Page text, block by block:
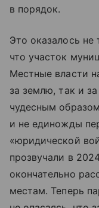
в порядок.
Это оказалось не
что участок
Местные власти
за землю, так и
чудесным
и не единожды
«юридической
прозвучали в
окончательно
местам. Теперь